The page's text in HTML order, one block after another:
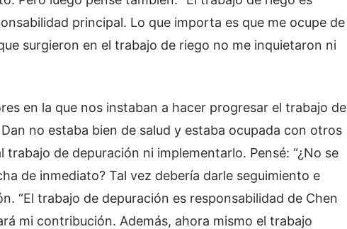
principal. Lo que importa es que me ocupe de
surgieron en el trabajo de riego no me inquietaron ni
en la que nos instaban a hacer progresar el trabajo de
no estaba bien de salud y estaba ocupada con otros
de depuración ni implementarlo. Pensé: “¿No se
de inmediato? Tal vez debería darle seguimiento e
“El trabajo de depuración es responsabilidad de Chen
mi contribución. Además, ahora mismo el trabajo